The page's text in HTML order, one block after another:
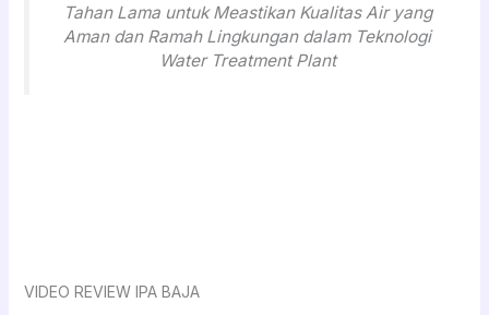
Tahan Lama untuk Meastikan Kualitas Air yang
Aman dan Ramah Lingkungan dalam Teknologi
Water Treatment Plant
VIDEO REVIEW IPA BAJA